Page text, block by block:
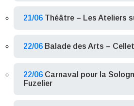
21/06 Théâtre – Les Ateliers
22/06 Balade des Arts –
22/06 Carnaval pour la
Fuzelier